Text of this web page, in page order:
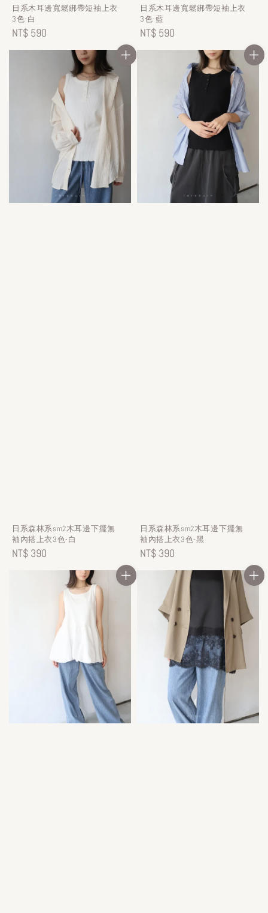
日系木耳邊寬鬆綁帶短袖上衣
3色-白
Regular
price
NT$ 590
日系木耳邊寬鬆綁帶短袖上衣
3色-藍
Regular
price
NT$ 590
日系森林系sm2木耳邊下擺無
袖內搭上衣3色-白
Regular
NT$ 390
日系森林系sm2木耳邊下擺無
袖內搭上衣3色-黑
Regular
NT$ 390